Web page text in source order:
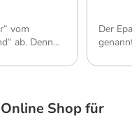
vom
ab. Denn
Wo
als ein
[…]
Der
Shop für